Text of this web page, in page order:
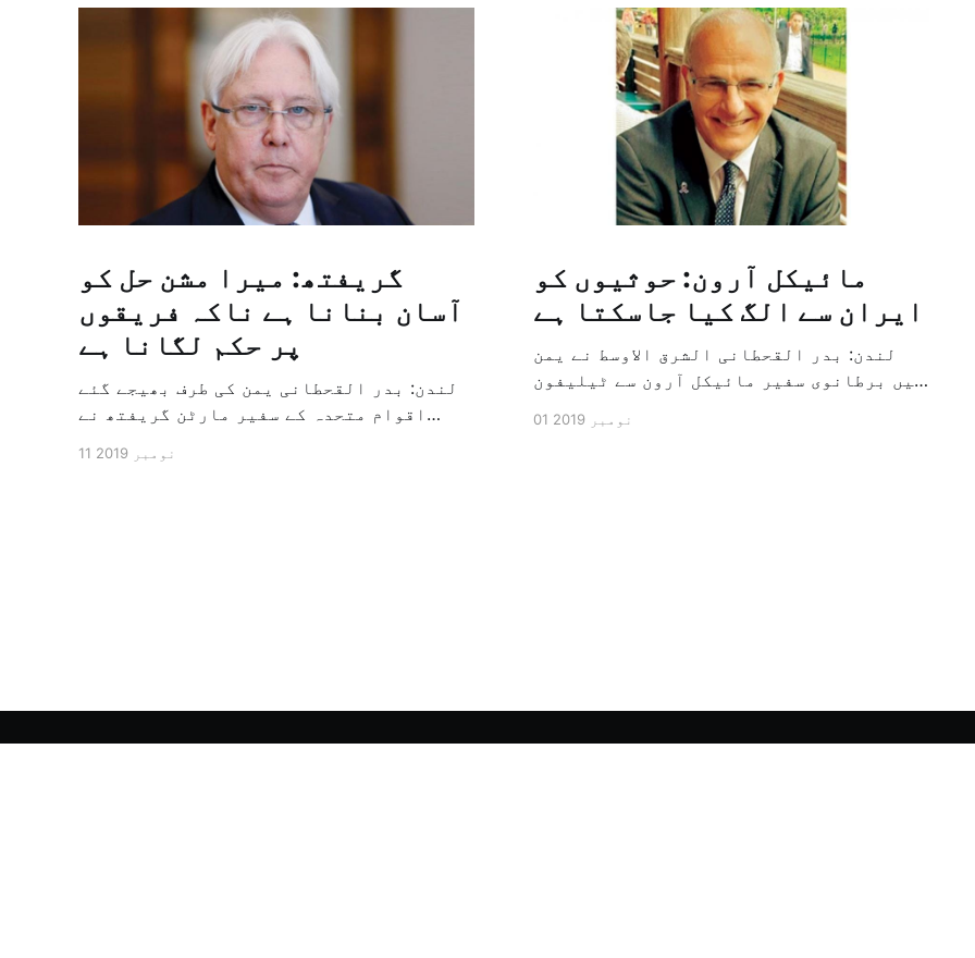
گریفتھ: میرا مشن حل کو
آسان بنانا ہے ناکہ فریقوں
پر حکم لگانا ہے
لندن: بدر القحطانی یمن کی طرف بھیجے گئے
اقوام متحدہ کے سفیر مارٹن گریفتھ نے
خاتمہ کے لئے ثالثی اور اس کشمکش کی
11 نومبر 2019
مائیکل آرون: حوثیوں کو
ایران سے الگ کیا جاسکتا ہے
لندن: بدر القحطانی الشرق الاوسط نے یمن
میں برطانوی سفیر مائیکل آرون سے ٹیلیفون
کہ کیا ایران کو حوثیوں سے الگ کیا جاسکتا
01 نومبر 2019